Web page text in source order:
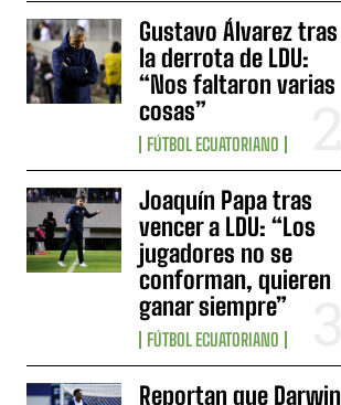
Gustavo Álvarez tras
la derrota de LDU:
“Nos faltaron varias
cosas”
FÚTBOL ECUATORIANO
Joaquín Papa tras
vencer a LDU: “Los
jugadores no se
conforman, quieren
ganar siempre”
FÚTBOL ECUATORIANO
Reportan que Darwin